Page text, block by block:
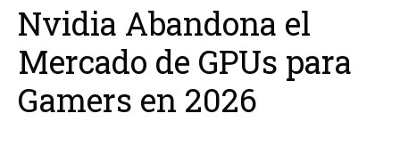
Nvidia Abandona el
Mercado de GPUs para
Gamers en 2026